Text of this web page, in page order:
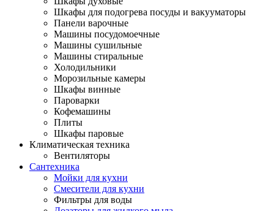
Шкафы для подогрева посуды и вакууматоры
Панели варочные
Машины посудомоечные
Машины сушильные
Машины стиральные
Холодильники
Морозильные камеры
Шкафы винные
Пароварки
Кофемашины
Плиты
Шкафы паровые
Климатическая техника
Вентиляторы
Сантехника
Мойки для кухни
Смесители для кухни
Фильтры для воды